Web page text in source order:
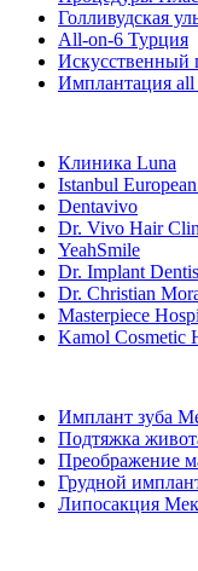
Голливудская
All-on-6 Турция
Искусственный
Имплантация all
Клиника Luna
Istanbul
Dentavivo
Dr. Vivo Hair
YeahSmile
Dr. Implant
Dr. Christian
Masterpiece
Kamol Cosmetic
Имплант зуба
Подтяжка
Преображение
Грудной
Липосакция